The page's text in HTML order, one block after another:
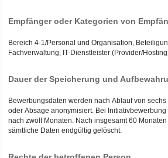
Empfänger oder Kategorien von
Bereich 4-1/Personal und Organisation,
Fachverwaltung, IT-Dienstleister (Provider/
Dauer der Speicherung und
Bewerbungsdaten werden nach Ablauf von
oder Absage anonymisiert. Bei
nach zwölf Monaten. Nach insgesamt 60
sämtliche Daten endgültig gelöscht.